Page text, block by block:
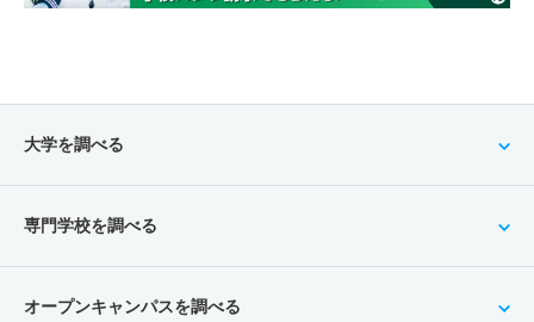
大学を調べる
専門学校を調べる
オープンキャンパスを調べる